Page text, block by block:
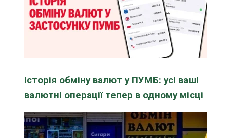
Історія обміну валют у ПУМБ: усі ваші
валютні операції тепер в одному місці